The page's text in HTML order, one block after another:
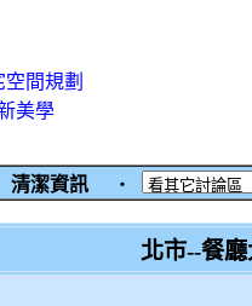
間規劃
美學
清潔資訊 ‧
北市--餐